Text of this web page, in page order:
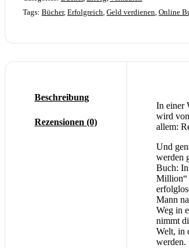
Tags: Bücher, Erfolgreich, Geld verdienen, Online
Beschreibung
Rezensionen (0)
In einer
wird
allem:
Und
werden
Buch: ​In
Million“
Mann
Weg in
nimmt
Welt, in
werden.